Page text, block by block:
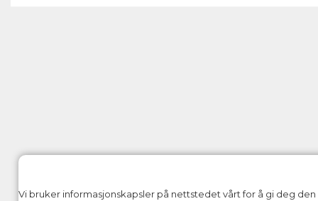
Vi bruker informasjonskapsler på nettstedet vårt for å gi deg